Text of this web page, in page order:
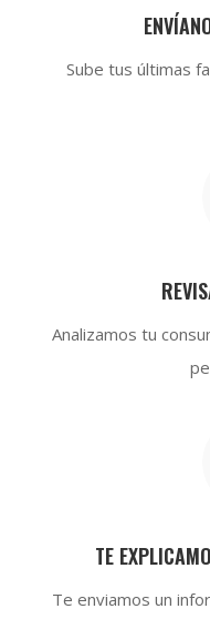
Sube tus últimas
Analizamos tu
TE
Te enviamos un